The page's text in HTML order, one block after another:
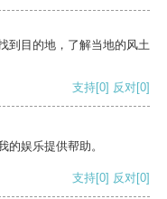
到目的地，了解当地的风土
支持[0] 反对[0]
的娱乐提供帮助。
支持[0] 反对[0]